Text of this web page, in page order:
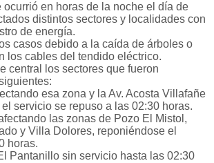
ocurrió en horas de la noche el día de
distintos sectores y localidades con
de energía.
casos debido a la caída de árboles o
los cables del tendido eléctrico.
central los sectores que fueron
esa zona y la Av. Acosta Villafañe
servicio se repuso a las 02:30 horas.
las zonas de Pozo El Mistol,
y Villa Dolores, reponiéndose el
horas.
Pantanillo sin servicio hasta las 02:30